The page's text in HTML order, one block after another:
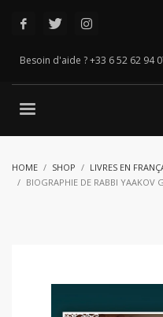
Besoin d'aide ? +33 6 52 62 94
HOME SHOP LIVRES EN
BIOGRAPHIE DE RABBI YAAKOV